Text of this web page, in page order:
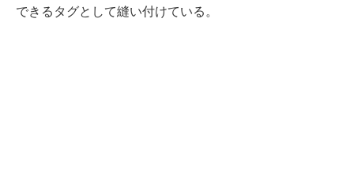
できるタグとして縫い付けている。